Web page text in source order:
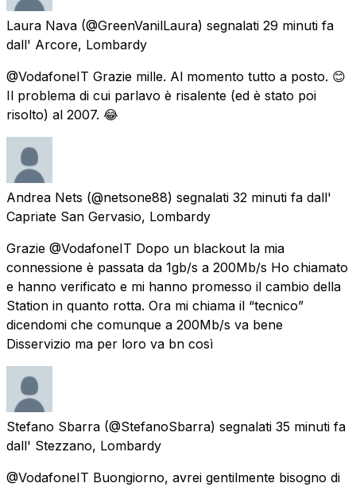
Laura Nava (@GreenVanilLaura) segnalati 29 minuti fa
dall' Arcore, Lombardy
@VodafoneIT Grazie mille. Al momento tutto a posto. 😊
Il problema di cui parlavo è risalente (ed è stato poi
risolto) al 2007. 😂
Andrea Nets (@netsone88) segnalati 32 minuti fa dall'
Capriate San Gervasio, Lombardy
Grazie @VodafoneIT Dopo un blackout la mia
connessione è passata da 1gb/s a 200Mb/s Ho chiamato
e hanno verificato e mi hanno promesso il cambio della
Station in quanto rotta. Ora mi chiama il “tecnico”
dicendomi che comunque a 200Mb/s va bene
Disservizio ma per loro va bn così
Stefano Sbarra (@StefanoSbarra) segnalati 35 minuti fa
dall' Stezzano, Lombardy
@VodafoneIT Buongiorno, avrei gentilmente bisogno di